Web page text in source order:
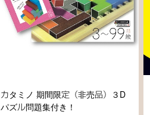
カタミノ 期間限定（非売品）３D
パズル問題集付き！